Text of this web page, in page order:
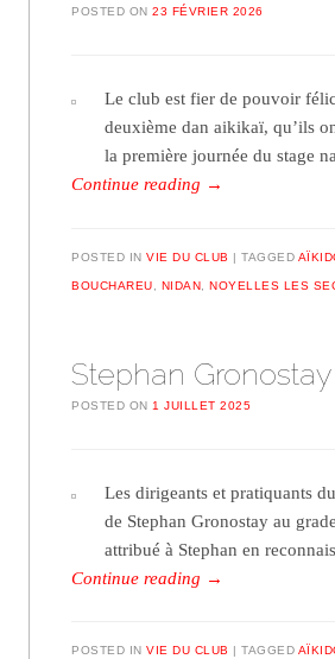
POSTED ON23 FÉVRIER 2026
Le club est fier de pouvoir
deuxième dan aikikaï, qu’ils
la première journée du stage
Continue reading →
POSTED INVIE DU CLUB TAGGED
BOUCHAREU NIDAN ,NOYELLES LES
Stephan
POSTED ON 1 JUILLET 2025
Les dirigeants et pratiquants
de Stephan Gronostay au
attribué à Stephan en
Continue reading →
POSTED INVIE DU CLUB TAGGED